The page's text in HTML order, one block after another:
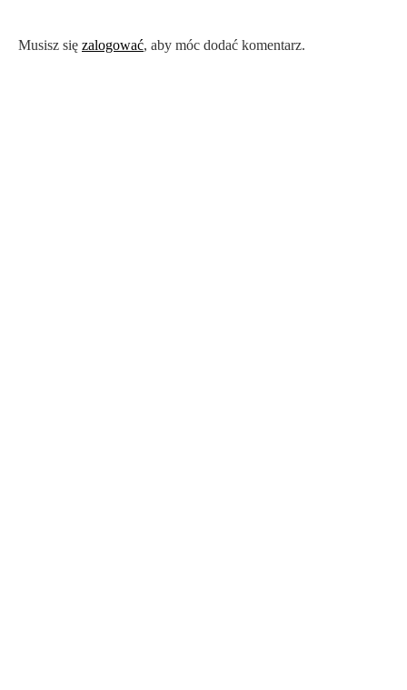
Musisz się zalogować, aby móc dodać komentarz.